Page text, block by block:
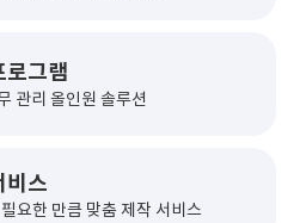
로그램
관리 올인원 솔루션
비스
요한 만큼 맞춤 제작 서비스